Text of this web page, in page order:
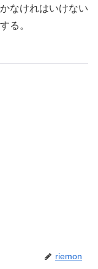
なけれはいけない
る。
riemon